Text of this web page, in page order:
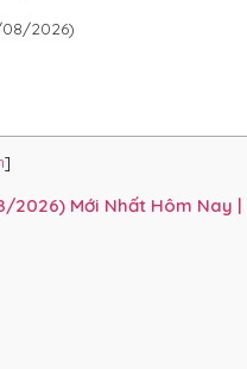
08/2026)
]
Mới Nhất Hôm Nay |